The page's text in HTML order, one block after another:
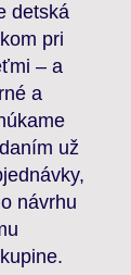
detská
pri
– a
a
už
návrhu